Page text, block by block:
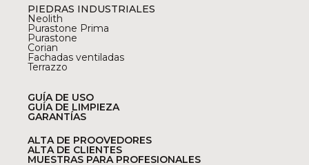
PIEDRAS INDUSTRIALES
Neolith
Purastone Prima
Purastone
Corian
Fachadas ventiladas
Terrazzo
GUÍA DE USO
GUÍA DE LIMPIEZA
GARANTÍAS
ALTA DE PROOVEDORES
ALTA DE CLIENTES
MUESTRAS PARA PROFESIONALES